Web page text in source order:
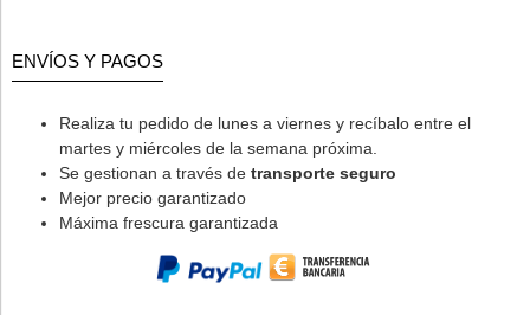
ENVÍOS Y PAGOS
Realiza tu pedido de lunes a viernes y recíbalo entre el
martes y miércoles de la semana próxima.
Se gestionan a través de transporte seguro
Mejor precio garantizado
Máxima frescura garantizada